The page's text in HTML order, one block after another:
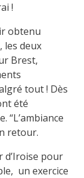
!
obtenu
les deux
Brest,
tout ! Dès
été
“L’ambiance
retour.
d’Iroise pour
un exercice